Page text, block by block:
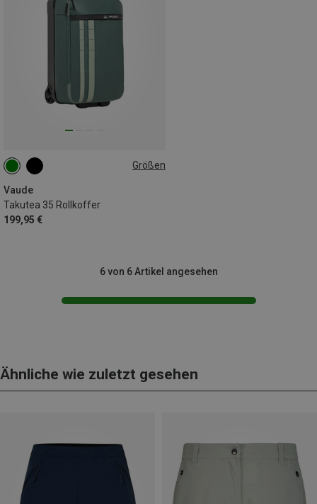
Größen
Vaude
Takutea 35 Rollkoffer
199,95 €
35L
6 von 6 Artikel angesehen
Ähnliche wie zuletzt gesehen